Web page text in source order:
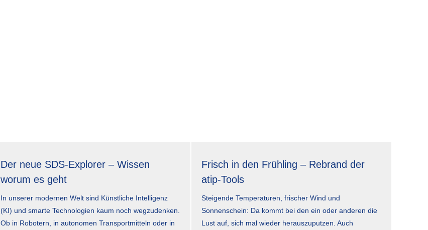
Der neue SDS-Explorer – Wissen
worum es geht
In unserer modernen Welt sind Künstliche Intelligenz
(KI) und smarte Technologien kaum noch wegzudenken.
Ob in Robotern, in autonomen Transportmitteln oder in
Frisch in den Frühling – Rebrand der
atip-Tools
Steigende Temperaturen, frischer Wind und
Sonnenschein: Da kommt bei den ein oder anderen die
Lust auf, sich mal wieder herauszuputzen. Auch